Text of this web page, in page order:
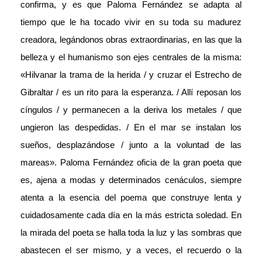
confirma, y es que Paloma Fernández se adapta al
tiempo que le ha tocado vivir en su toda su madurez
creadora, legándonos obras extraordinarias, en las que la
belleza y el humanismo son ejes centrales de la misma:
«Hilvanar la trama de la herida / y cruzar el Estrecho de
Gibraltar / es un rito para la esperanza. / Allí reposan los
cíngulos / y permanecen a la deriva los metales / que
ungieron las despedidas. / En el mar se instalan los
sueños, desplazándose / junto a la voluntad de las
mareas». Paloma Fernández oficia de la gran poeta que
es, ajena a modas y determinados cenáculos, siempre
atenta a la esencia del poema que construye lenta y
cuidadosamente cada día en la más estricta soledad. En
la mirada del poeta se halla toda la luz y las sombras que
abastecen el ser mismo, y a veces, el recuerdo o la